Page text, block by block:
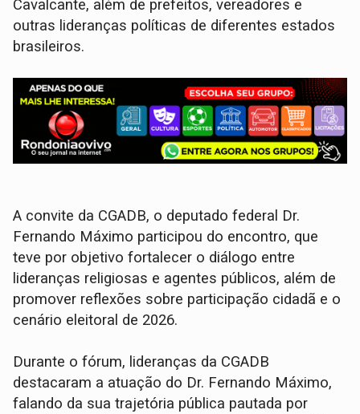
Cavalcante, além de prefeitos, vereadores e
outras lideranças políticas de diferentes estados
brasileiros.
A convite da CGADB, o deputado federal Dr.
Fernando Máximo participou do encontro, que
teve por objetivo fortalecer o diálogo entre
lideranças religiosas e agentes públicos, além de
promover reflexões sobre participação cidadã e o
cenário eleitoral de 2026.
Durante o fórum, lideranças da CGADB
destacaram a atuação do Dr. Fernando Máximo,
falando da sua trajetória pública pautada por